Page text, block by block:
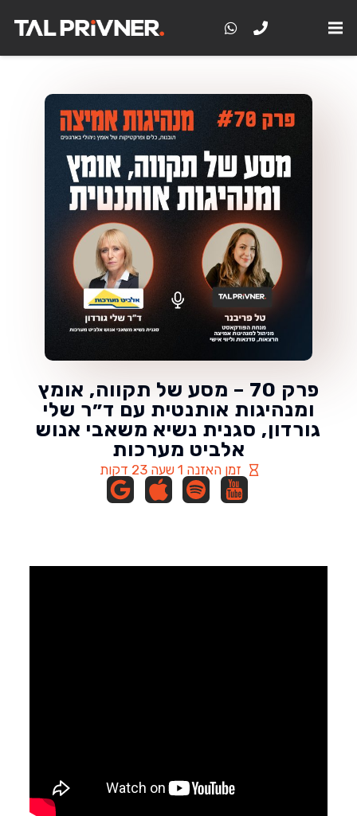
פרק 70 – מסע של תקווה, אומץ
ומנהיגות אותנטית עם ד״ר שלי
גורדון, סגנית נשיא משאבי אנוש
אלביט מערכות
זמן האזנה 1 שעה 23 דקות